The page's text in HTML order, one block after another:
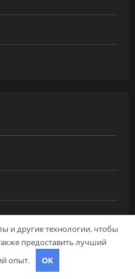
и другие технологии, чтобы
предоставить лучший
опыт.
OK